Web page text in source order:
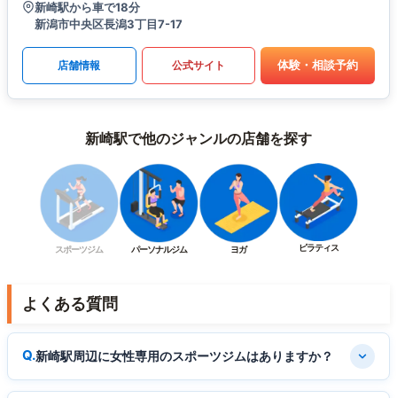
新崎駅から車で18分
新潟市中央区長潟3丁目7-17
店舗情報 公式サイト 体験・相談予約
新崎駅で他のジャンルの店舗を探す
スポーツジム パーソナルジム ヨガ ピラティス
よくある質問
新崎駅周辺に女性専用のスポーツジムはありますか？